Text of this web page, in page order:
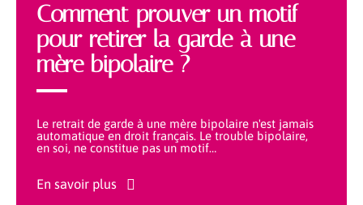
Comment prouver un motif
pour retirer la garde à une
mère bipolaire ?
Le retrait de garde à une mère bipolaire n'est jamais
automatique en droit français. Le trouble bipolaire,
en soi, ne constitue pas un motif…
En savoir plus